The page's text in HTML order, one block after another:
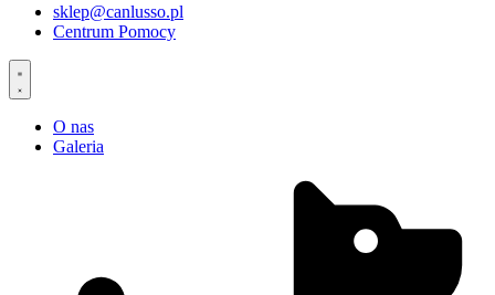
sklep@canlusso.pl
Centrum Pomocy
O nas
Galeria